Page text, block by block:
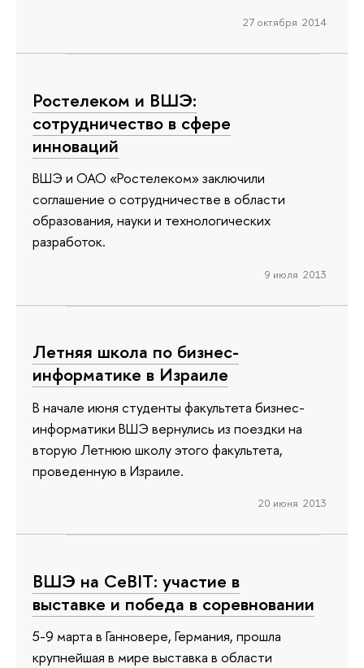
27 октября 2014
Ростелеком и ВШЭ:
сотрудничество в сфере
инноваций
ВШЭ и ОАО «Ростелеком» заключили
соглашение о сотрудничестве в области
образования, науки и технологических
разработок.
9 июля 2013
Летняя школа по бизнес-
информатике в Израиле
В начале июня студенты факультета бизнес-
информатики ВШЭ вернулись из поездки на
вторую Летнюю школу этого факультета,
проведенную в Израиле.
20 июня 2013
ВШЭ на CeBIT: участие в
выставке и победа в соревновании
5-9 марта в Ганновере, Германия, прошла
крупнейшая в мире выставка в области